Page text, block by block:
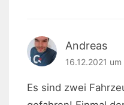
Andreas
16.12.2021
Es sind zwei